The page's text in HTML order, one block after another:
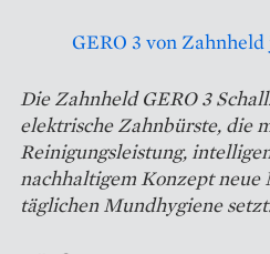
GERO 3 von
Die Zahnheld GERO 3
elektrische Zahnbürste, die
Reinigungsleistung,
nachhaltigem Konzept neue
täglichen Mundhygiene